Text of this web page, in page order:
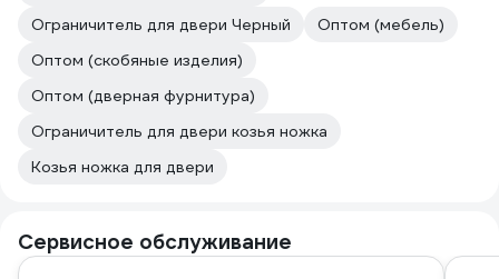
Ограничитель для двери Черный
Оптом (мебель)
Оптом (скобяные изделия)
Оптом (дверная фурнитура)
Ограничитель для двери козья ножка
Козья ножка для двери
Сервисное обслуживание